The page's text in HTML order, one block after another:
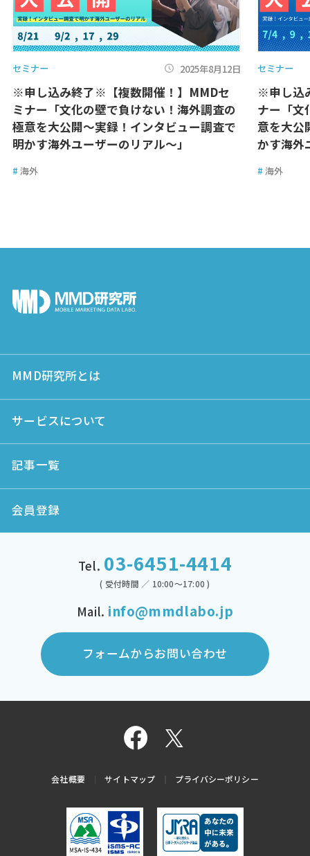
セミナー 2025年8月12日
※申し込み終了※【複数開催！】MMDセ
ミナー「文化の壁で負けない！海外調査の
極意を大公開～実録！インタビュー調査で
明かす海外ユーザーのリアル～」
# 海外
セミナー
※申し込
ナー「文
意を大公
かす海外
# 海外
MMD研究所とは
サービスについて
記事一覧
会員登録
Tel. 03-6451-4414
( 受付時間 ／ 10:00～17:00 )
Mail. info@mmdlabo.jp
フォームからお問い合わせ
会社概要 サイトマップ プライバシーポリシー